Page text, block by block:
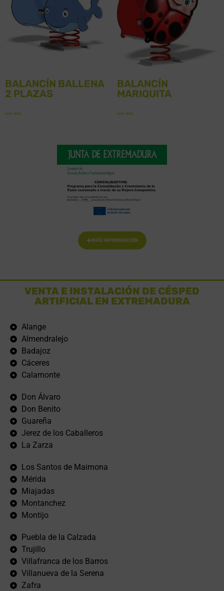
BALANCÍN BALLENA
2 PLAZAS
Leer más
BALANCÍN
MARIQUITA
Leer más
MÁS INFORMACIÓN
VENTA E INSTALACIÓN DE CÉSPED
ARTIFICIAL EN EXTREMADURA
Alange
Almendralejo
Badajoz
Cáceres
Calamonte
Don Álvaro
Don Benito
Guareña
Jerez de los Caballeros
La Zarza
Los Santos de Maimona
Mérida
Miajadas
Montanchez
Montijo
Puebla de la Calzada
Trujillo
Villafranca de los Barros
Villanueva de la Serena
Zafra